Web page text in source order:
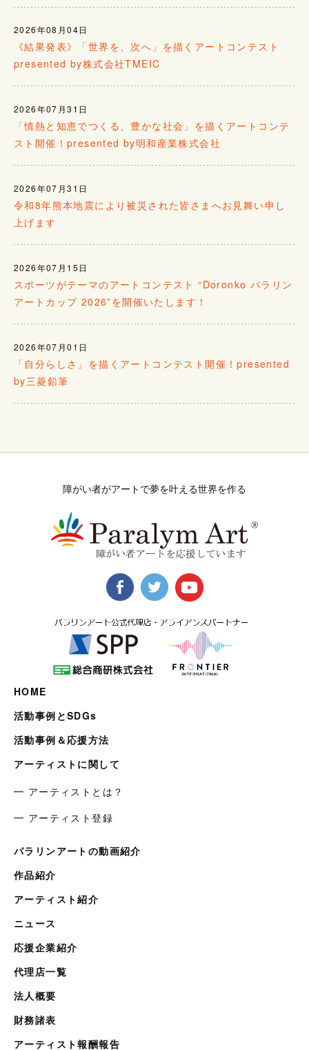
2026年08月04日
《結果発表》「世界を、次へ」を描くアートコンテスト
presented by株式会社TMEIC
2026年07月31日
「情熱と知恵でつくる、豊かな社会」を描くアートコンテ
スト開催！presented by明和産業株式会社
2026年07月31日
令和8年熊本地震により被災された皆さまへお見舞い申し
上げます
2026年07月15日
スポーツがテーマのアートコンテスト “Doronko パラリン
アートカップ 2026”を開催いたします！
2026年07月01日
「自分らしさ」を描くアートコンテスト開催！presented
by三菱鉛筆
障がい者がアートで夢を叶える世界を作る
HOME
活動事例とSDGs
活動事例＆応援方法
アーティストに関して
━ アーティストとは？
━ アーティスト登録
パラリンアートの動画紹介
作品紹介
アーティスト紹介
ニュース
応援企業紹介
代理店一覧
法人概要
財務諸表
アーティスト報酬報告